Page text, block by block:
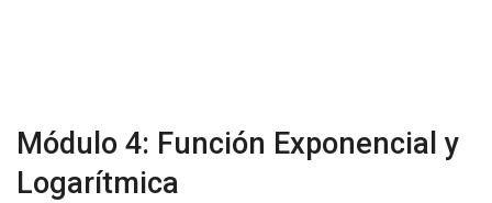
Módulo 4: Función Exponencial y
Logarítmica